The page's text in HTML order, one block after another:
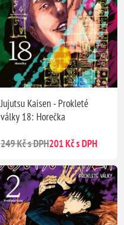
Jujutsu Kaisen - Prokleté
války 18: Horečka
249 Kč s DPH201 Kč s DPH